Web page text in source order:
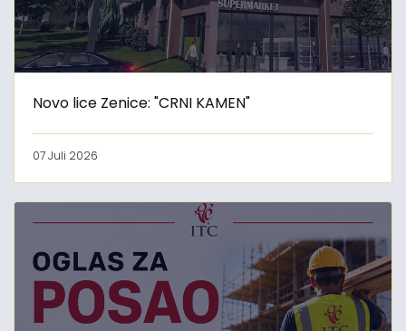
Novo lice Zenice: "CRNI KAMEN"
07 Juli 2026